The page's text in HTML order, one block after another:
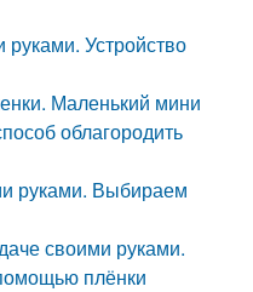
руками. Устройство
Маленький мини
облагородить
руками. Выбираем
своими руками.
плёнки